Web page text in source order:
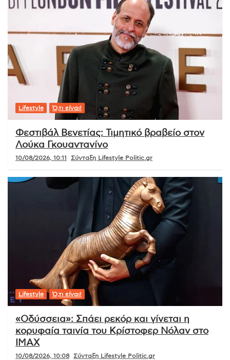
Lifestyle Ό,τι είναι!
Φεστιβάλ Βενετίας: Τιμητικό βραβείο στον
Λούκα Γκουαντανίνο
10/08/2026, 10:11 Σύνταξη Lifestyle Politic.gr
Lifestyle Ό,τι είναι!
«Οδύσσεια»: Σπάει ρεκόρ και γίνεται η
κορυφαία ταινία του Κρίστοφερ Νόλαν στο
IMAX
10/08/2026, 10:08 Σύνταξη Lifestyle Politic.gr